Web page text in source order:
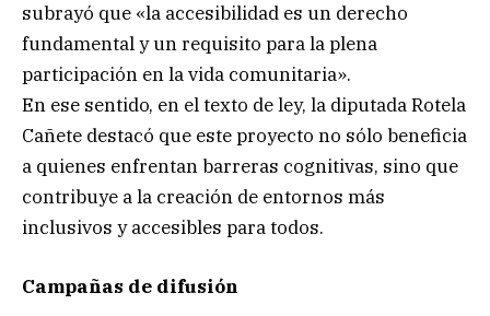
subrayó que «la accesibilidad es un derecho
fundamental y un requisito para la plena
participación en la vida comunitaria».
En ese sentido, en el texto de ley, la diputada Rotela
Cañete destacó que este proyecto no sólo beneficia
a quienes enfrentan barreras cognitivas, sino que
contribuye a la creación de entornos más
inclusivos y accesibles para todos.
Campañas de difusión